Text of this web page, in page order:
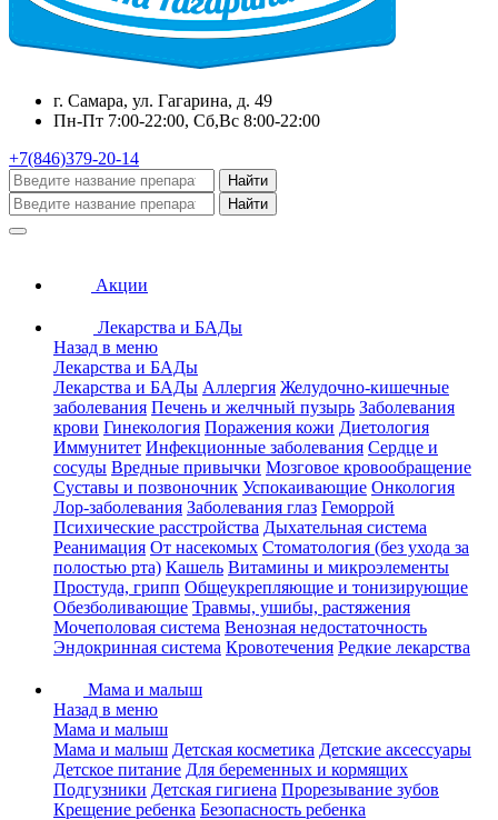
г. Самара, ул. Гагарина, д. 49
Пн-Пт 7:00-22:00, Сб,Вс 8:00-22:00
+7(846)379-20-14
Найти
Найти
Акции
Лекарства и БАДы
Назад в меню
Лекарства и БАДы
Лекарства и БАДы Аллергия Желудочно-кишечные
заболевания Печень и желчный пузырь Заболевания
крови Гинекология Поражения кожи Диетология
Иммунитет Инфекционные заболевания Сердце и
сосуды Вредные привычки Мозговое кровообращение
Суставы и позвоночник Успокаивающие Онкология
Лор-заболевания Заболевания глаз Геморрой
Психические расстройства Дыхательная система
Реанимация От насекомых Стоматология (без ухода за
полостью рта) Кашель Витамины и микроэлементы
Простуда, грипп Общеукрепляющие и тонизирующие
Обезболивающие Травмы, ушибы, растяжения
Мочеполовая система Венозная недостаточность
Эндокринная система Кровотечения Редкие лекарства
Мама и малыш
Назад в меню
Мама и малыш
Мама и малыш Детская косметика Детские аксессуары
Детское питание Для беременных и кормящих
Подгузники Детская гигиена Прорезывание зубов
Крещение ребенка Безопасность ребенка